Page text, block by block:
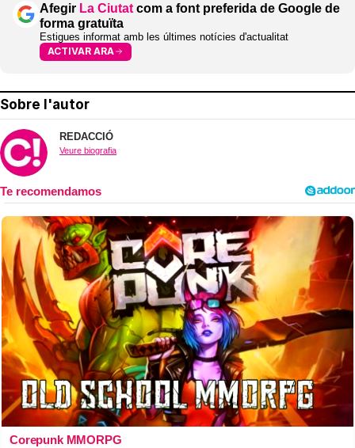
Afegir La Ciutat com a font preferida de Google de
forma gratuïta
Estigues informat amb les últimes notícies d'actualitat
ACTIVAR ARA
Sobre l'autor
REDACCIÓ
Veure biografia
Corepunk MMORPG